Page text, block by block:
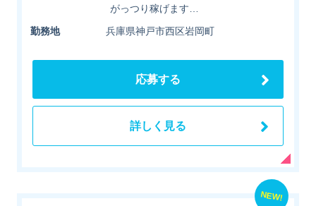
がっつり稼げます…
勤務地
兵庫県神戸市西区岩岡町
応募する
詳しく見る
NEW!